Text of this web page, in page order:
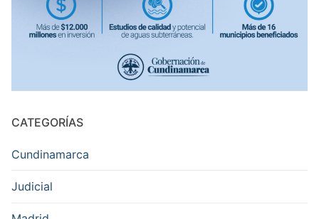
CATEGORÍAS
Cundinamarca
Judicial